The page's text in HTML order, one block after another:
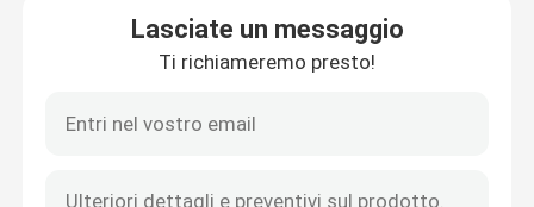
Pannello di Access di alluminio
Pannello di Access d'acciaio
Accessori del muro a secco
Lasciate un messaggio
Ti richiameremo presto!